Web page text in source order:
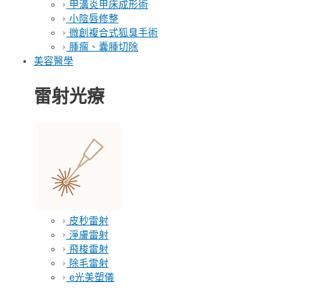
甲溝炎甲床成形術
小陰唇修整
微創複合式狐臭手術
腫瘤、囊腫切除
美容醫學
雷射光療
皮秒雷射
淨膚雷射
飛梭雷射
除毛雷射
e光美塑儀